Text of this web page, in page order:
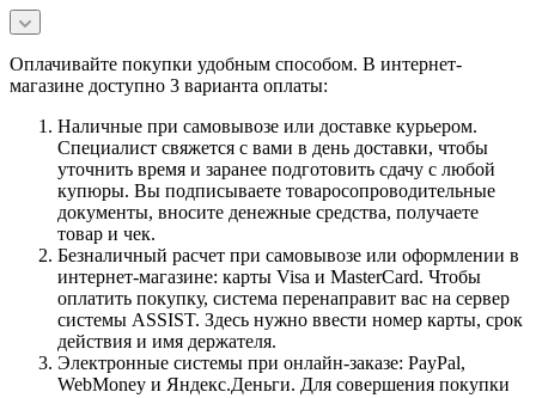
Оплачивайте покупки удобным способом. В интернет-
магазине доступно 3 варианта оплаты:
Наличные при самовывозе или доставке курьером.
Специалист свяжется с вами в день доставки, чтобы
уточнить время и заранее подготовить сдачу с любой
купюры. Вы подписываете товаросопроводительные
документы, вносите денежные средства, получаете
товар и чек.
Безналичный расчет при самовывозе или оформлении в
интернет-магазине: карты Visa и MasterCard. Чтобы
оплатить покупку, система перенаправит вас на сервер
системы ASSIST. Здесь нужно ввести номер карты, срок
действия и имя держателя.
Электронные системы при онлайн-заказе: PayPal,
WebMoney и Яндекс.Деньги. Для совершения покупки